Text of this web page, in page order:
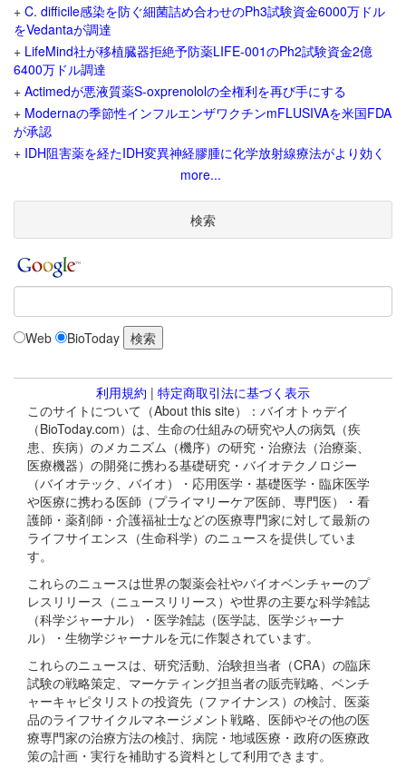
+ C. difficile感染を防ぐ細菌詰め合わせのPh3試験資金6000万ドル
をVedantaが調達
+ LifeMind社が移植臓器拒絶予防薬LIFE-001のPh2試験資金2億
6400万ドル調達
+ Actimedが悪液質薬S-oxprenololの全権利を再び手にする
+ Modernaの季節性インフルエンザワクチンmFLUSIVAを米国FDA
が承認
+ IDH阻害薬を経たIDH変異神経膠腫に化学放射線療法がより効く
more...
検索
Web BioToday
利用規約 | 特定商取引法に基づく表示
このサイトについて（About this site）：バイオトゥデイ
（BioToday.com）は、生命の仕組みの研究や人の病気（疾
患、疾病）のメカニズム（機序）の研究・治療法（治療薬、
医療機器）の開発に携わる基礎研究・バイオテクノロジー
（バイオテック、バイオ）・応用医学・基礎医学・臨床医学
や医療に携わる医師（プライマリーケア医師、専門医）・看
護師・薬剤師・介護福祉士などの医療専門家に対して最新の
ライフサイエンス（生命科学）のニュースを提供していま
す。
これらのニュースは世界の製薬会社やバイオベンチャーのプ
レスリリース（ニュースリリース）や世界の主要な科学雑誌
（科学ジャーナル）・医学雑誌（医学誌、医学ジャーナ
ル）・生物学ジャーナルを元に作製されています。
これらのニュースは、研究活動、治験担当者（CRA）の臨床
試験の戦略策定、マーケティング担当者の販売戦略、ベンチ
ャーキャピタリストの投資先（ファイナンス）の検討、医薬
品のライフサイクルマネージメント戦略、医師やその他の医
療専門家の治療方法の検討、病院・地域医療・政府の医療政
策の計画・実行を補助する資料として利用できます。